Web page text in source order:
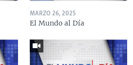
MARZO 26, 2025
El Mundo al Día